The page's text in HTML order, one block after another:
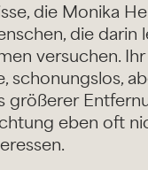
die Monika
die darin
versuchen.
schonungslos,
größerer
eben oft